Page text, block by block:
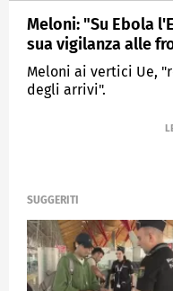
Meloni: "Su Ebola
sua vigilanza alle
Meloni ai vertici Ue,
degli arrivi".
SUGGERITI